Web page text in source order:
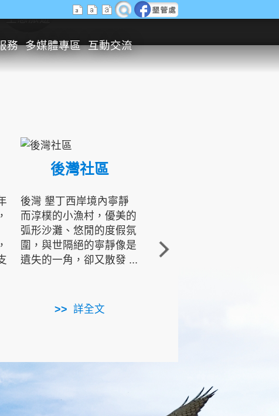
務 多媒體專區 互動交流
生態旅遊
後灣社區
後灣 墾丁西岸境內寧靜
而淳樸的小漁村，優美的
弧形沙灘、悠閒的度假氛
圍，與世隔絕的寧靜像是
遺失的一角，卻又散發 ...
詳全文
角的端點，冬季海浪拍打
著礁岸，旺盛的侵蝕作